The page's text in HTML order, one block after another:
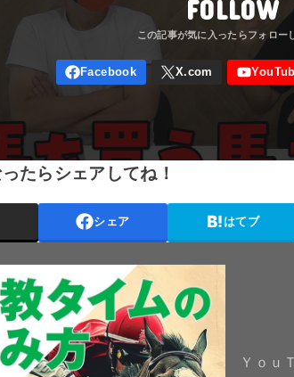
FOLLOW
たらシェアしてね！
シェア はてブ
Ｙｏｕ